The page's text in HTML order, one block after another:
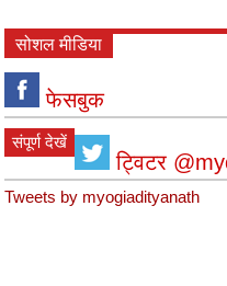
सोशल मीडिया
फेसबुक
संपूर्ण देखें
ट्विटर
Tweets by myogiadityanath